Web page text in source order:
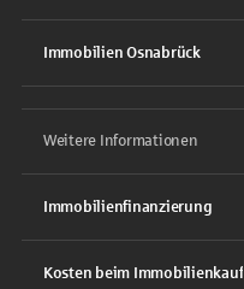
Immobilien Osnabrück
Weitere Informationen
Immobilienfinanzierung
Kosten beim Immobilienkauf